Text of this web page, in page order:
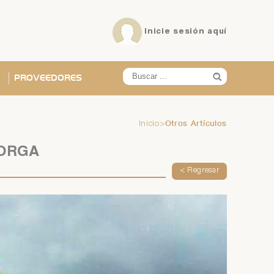
Inicie sesión aquí
PROVEEDORES
Inicio>Otros Artículos
< Regresar